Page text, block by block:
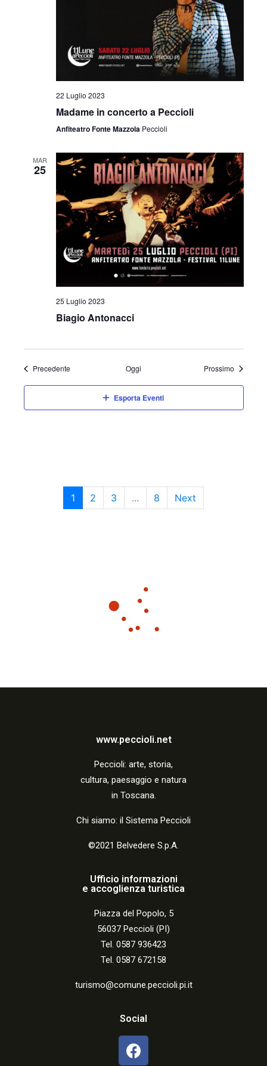
22 Luglio 2023
Madame in concerto a Peccioli
Anfiteatro Fonte Mazzola Peccioli
MAR
25
25 Luglio 2023
Biagio Antonacci
PrecedenteEventi Oggi Prossimo Eventi
Esporta Eventi
1 2 3 ... 8 Next
www.peccioli.net
Peccio li: arte, storia,
cultura, paesaggio e natura
in Toscana.
Chi siamo: il Sistema Peccioli
©2021 Belvedere S.p.A.
Ufficio informazioni
e accoglienza turistica
Piazza del Popolo, 5
56037 Peccioli (PI)
Tel. 0587 936423
Tel. 0587 672158
turismo@comune.peccioli.pi.it
Social